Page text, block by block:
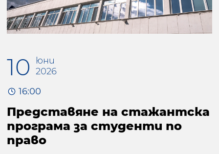
10
юни
2026
16:00
Представяне на стажантска
програма за студенти по
право